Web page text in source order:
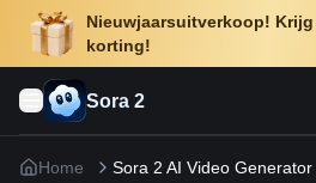
Nieuwjaarsuitverkoop! Krijg
korting!
Sora 2
Home Sora 2 AI Video Generator